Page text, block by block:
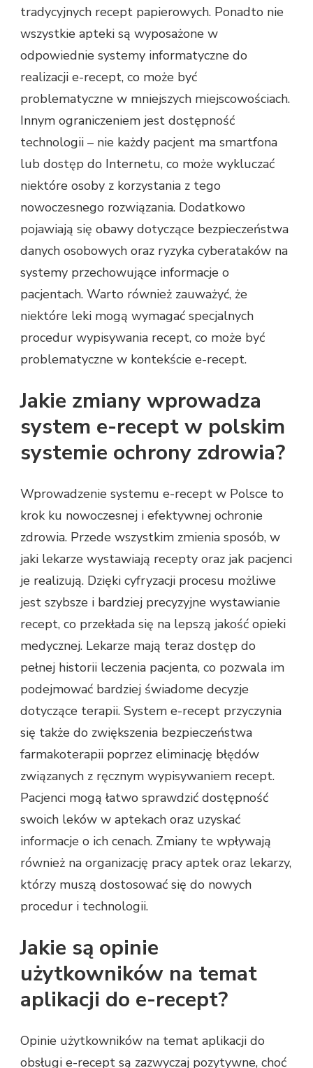
tradycyjnych recept papierowych. Ponadto nie
wszystkie apteki są wyposażone w
odpowiednie systemy informatyczne do
realizacji e-recept, co może być
problematyczne w mniejszych miejscowościach.
Innym ograniczeniem jest dostępność
technologii – nie każdy pacjent ma smartfona
lub dostęp do Internetu, co może wykluczać
niektóre osoby z korzystania z tego
nowoczesnego rozwiązania. Dodatkowo
pojawiają się obawy dotyczące bezpieczeństwa
danych osobowych oraz ryzyka cyberataków na
systemy przechowujące informacje o
pacjentach. Warto również zauważyć, że
niektóre leki mogą wymagać specjalnych
procedur wypisywania recept, co może być
problematyczne w kontekście e-recept.
Jakie zmiany wprowadza
system e-recept w polskim
systemie ochrony zdrowia?
Wprowadzenie systemu e-recept w Polsce to
krok ku nowoczesnej i efektywnej ochronie
zdrowia. Przede wszystkim zmienia sposób, w
jaki lekarze wystawiają recepty oraz jak pacjenci
je realizują. Dzięki cyfryzacji procesu możliwe
jest szybsze i bardziej precyzyjne wystawianie
recept, co przekłada się na lepszą jakość opieki
medycznej. Lekarze mają teraz dostęp do
pełnej historii leczenia pacjenta, co pozwala im
podejmować bardziej świadome decyzje
dotyczące terapii. System e-recept przyczynia
się także do zwiększenia bezpieczeństwa
farmakoterapii poprzez eliminację błędów
związanych z ręcznym wypisywaniem recept.
Pacjenci mogą łatwo sprawdzić dostępność
swoich leków w aptekach oraz uzyskać
informacje o ich cenach. Zmiany te wpływają
również na organizację pracy aptek oraz lekarzy,
którzy muszą dostosować się do nowych
procedur i technologii.
Jakie są opinie
użytkowników na temat
aplikacji do e-recept?
Opinie użytkowników na temat aplikacji do
obsługi e-recept są zazwyczaj pozytywne, choć